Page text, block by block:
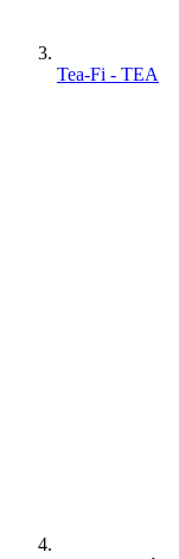
Tea-Fi - TEA